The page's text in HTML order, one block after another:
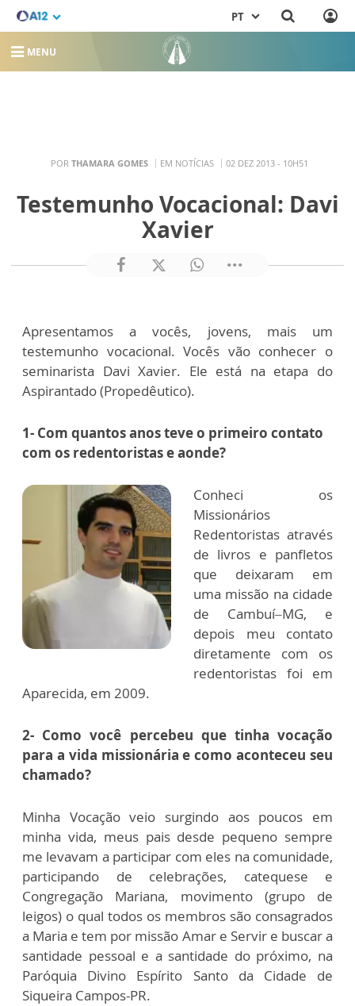
PT
MENU
POR THAMARA GOMES EM NOTÍCIAS 02 DEZ 2013 - 10H51
Testemunho Vocacional: Davi
Xavier
Apresentamos a vocês, jovens, mais um
testemunho vocacional. Vocês vão conhecer o
seminarista Davi Xavier. Ele está na etapa do
Aspirantado (Propedêutico).
1- Com quantos anos teve o primeiro contato
com os redentoristas e aonde?
Conheci os
Missionários
Redentoristas através
de livros e panfletos
que deixaram em
uma missão na cidade
de Cambuí–MG, e
depois meu contato
diretamente com os
redentoristas foi em
Aparecida, em 2009.
2- Como você percebeu que tinha vocação
para a vida missionária e como aconteceu seu
chamado?
Minha Vocação veio surgindo aos poucos em
minha vida, meus pais desde pequeno sempre
me levavam a participar com eles na comunidade,
participando de celebrações, catequese e
Congregação Mariana, movimento (grupo de
leigos) o qual todos os membros são consagrados
a Maria e tem por missão Amar e Servir e buscar a
santidade pessoal e a santidade do próximo, na
Paróquia Divino Espírito Santo da Cidade de
Siqueira Campos-PR.